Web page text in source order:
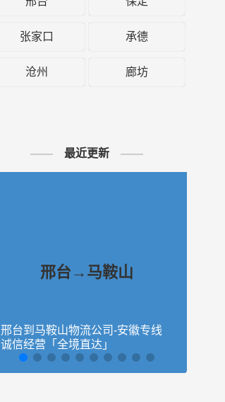
张家口 承德
沧州 廊坊
最近更新
邢台→马鞍山
邢台到马鞍山物流公司-安徽专线
诚信经营「全境直达」